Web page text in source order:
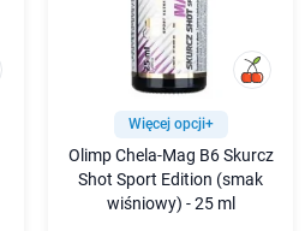
Więcej opcji+
Olimp Chela-Mag B6 Skurcz
Shot Sport Edition (smak
wiśniowy) - 25 ml